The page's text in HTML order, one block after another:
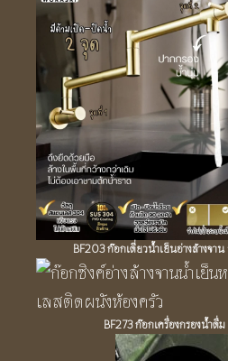
BF203 ก๊อกเดี่ยวน้ำเย็นอ่างล้างจา
BF273 ก๊อกเครื่องกรองน้ำดื่